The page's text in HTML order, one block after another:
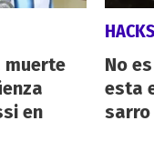
muerte
en
HACKS
No
esta
sarro